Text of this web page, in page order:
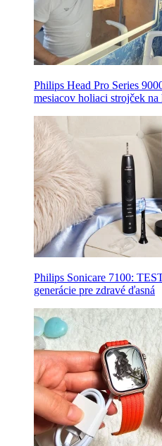
Philips Head Pro Series
mesiacov holiaci strojček na
Philips Sonicare 7100:
generácie pre zdravé ďasná